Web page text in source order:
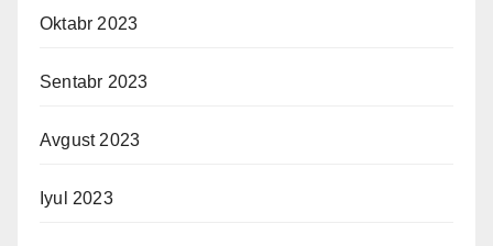
Oktabr 2023
Sentabr 2023
Avgust 2023
Iyul 2023